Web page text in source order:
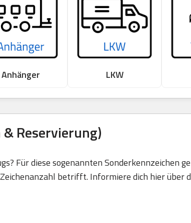
Anhänger LKW
Reservierung)
Für diese sogenannten Sonderkennzeichen
betrifft. Informiere dich hier über